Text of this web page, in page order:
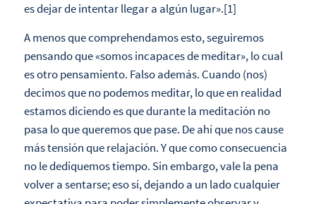
es dejar de intentar llegar a algún lugar».[1]
A menos que comprehendamos esto, seguiremos
pensando que «somos incapaces de meditar», lo cual
es otro pensamiento. Falso además. Cuando (nos)
decimos que no podemos meditar, lo que en realidad
estamos diciendo es que durante la meditación no
pasa lo que queremos que pase. De ahí que nos cause
más tensión que relajación. Y que como consecuencia
no le dediquemos tiempo. Sin embargo, vale la pena
volver a sentarse; eso sí, dejando a un lado cualquier